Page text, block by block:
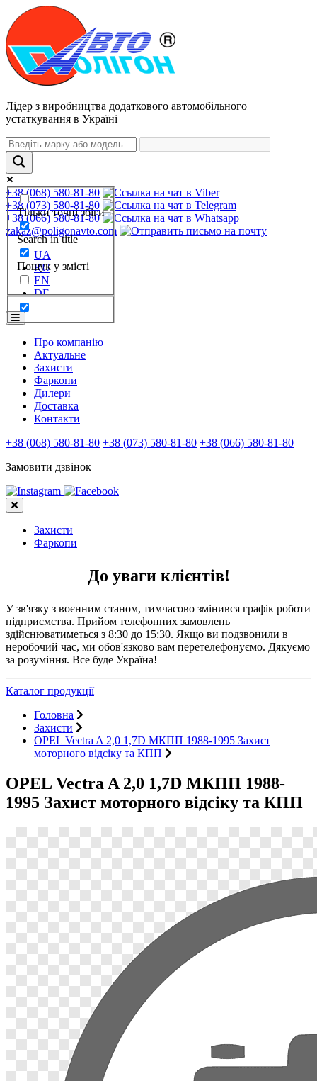
Лідер з виробництва додаткового автомобільного
устаткування в Україні
Тільки точні збіги
Search in title
Пошук у змісті
+38 (068) 580-81-80
+38 (073) 580-81-80
+38 (066) 580-81-80
zakaz@poligonavto.com
UA
RU
EN
DE
Про компанію
Актуальне
Захисти
Фаркопи
Дилери
Доставка
Контакти
+38 (068) 580-81-80 +38 (073) 580-81-80 +38 (066) 580-81-80
Замовити дзвінок
Захисти
Фаркопи
До уваги клієнтів!
У зв'язку з воєнним станом, тимчасово змінився графік роботи
підприємства. Прийом телефонних замовлень
здійснюватиметься з 8:30 до 15:30. Якщо ви подзвонили в
неробочий час, ми обов'язково вам перетелефонуємо. Дякуємо
за розуміння. Все буде Україна!
Каталог продукції
Головна
Захисти
OPEL Vectra A 2,0 1,7D МКПП 1988-1995 Захист
моторного відсіку та КПП
OPEL Vectra A 2,0 1,7D МКПП 1988-
1995 Захист моторного відсіку та КПП